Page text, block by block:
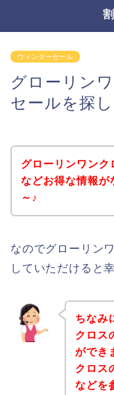
ウィンターセール
グローリン
セールを探
グローリンワン
などお得な情報が
～♪
なのでグローリン
していただけると
ちなみ
クロス
ができ
クロス
などを